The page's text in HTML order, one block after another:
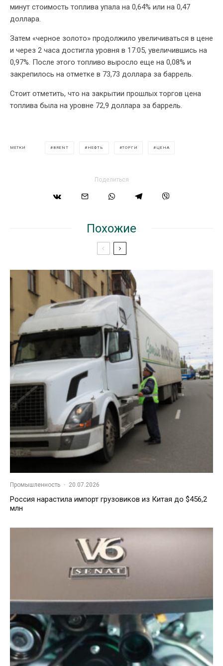
минут стоимость топлива упала на 0,64% или на 0,47
доллара.
Затем «черное золото» продолжило увеличиваться в цене
и через 2 часа достигла уровня в 17:05, увеличившись на
0,97%. После этого топливо выросло еще на 0,08% и
закрепилось на отметке в 73,73 доллара за баррель.
Стоит отметить, что на закрытии прошлых торгов цена
топлива была на уровне 72,9 доллара за баррель.
МЕТКИ BRENT НЕФТЬ ТОРГИ ЦЕНА
Поделиться
Похожие
Промышленность · 20.07.2026
Россия нарастила импорт грузовиков из Китая до $456,2
млн